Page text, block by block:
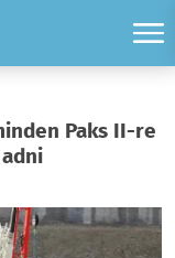
Paks II-re